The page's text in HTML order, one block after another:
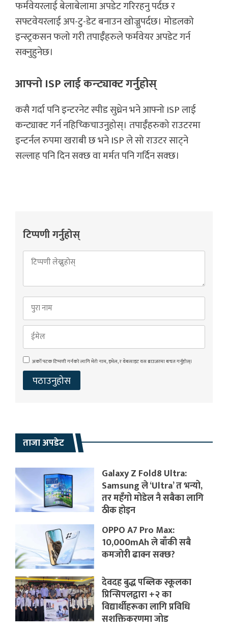
फर्मवेयरलाई बेलाबेलामा अपडेट गरिरहनु पर्दछ र
सफ्टवेयरलाई अप-टु-डेट बनाउन खोज्नुपर्दछ। मोडलको
इन्स्ट्रकसन फलो गरी तपाईँहरुले फर्मवेयर अपडेट गर्न
सक्नुहुनेछ।
आफ्नो ISP लाई कन्ट्याक्ट गर्नुहोस्
कसै गर्दा पनि इन्टरनेट स्पीड सुध्रेन भने आफ्नो ISP लाई
कन्ट्याक्ट गर्न नहिच्किचाउनुहोस्। तपाईँहरुको राउटरमा
इन्टर्नल रुपमा खराबी छ भने ISP ले सो राउटर साट्ने
सल्लाह पनि दिन सक्छ वा मर्मत पनि गर्दिन सक्छ।
टिप्पणी गर्नुहोस्
अर्को पटक टिप्पणी गर्नको लागि मेरो नाम, इमेल, र वेबसाइट यस ब्राउजरमा बचत गर्नुहोस्।
ताजा अपडेट
Galaxy Z Fold8 Ultra:
Samsung ले ‘Ultra’ त भन्यो,
तर महँगो मोडेल नै सबैका लागि
ठीक होइन
OPPO A7 Pro Max:
10,000mAh ले बाँकी सबै
कमजोरी ढाक्न सक्छ?
देवदह बुद्ध पब्लिक स्कूलका
प्रिन्सिपलद्वारा +२ का
विद्यार्थीहरूका लागि प्रविधि
सशक्तिकरणमा जोड